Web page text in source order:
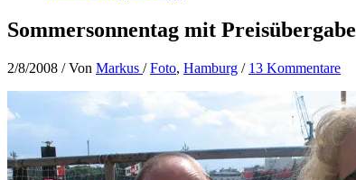
Sommersonnentag mit Preisübergabe
2/8/2008 / Von Markus /Foto, Hamburg / 13 Kommentare